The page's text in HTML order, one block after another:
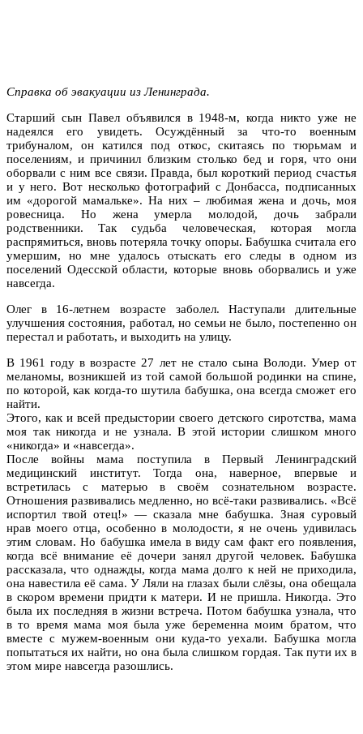
Cправка об эвакуации из Ленинграда.
Старший сын Павел объявился в 1948-м, когда никто уже не
надеялся его увидеть. Осуждённый за что-то военным
трибуналом, он катился под откос, скитаясь по тюрьмам и
поселениям, и причинил близким столько бед и горя, что они
оборвали с ним все связи. Правда, был короткий период счастья
и у него. Вот несколько фотографий с Донбасса, подписанных
им «дорогой мамальке». На них – любимая жена и дочь, моя
ровесница. Но жена умерла молодой, дочь забрали
родственники. Так судьба человеческая, которая могла
распрямиться, вновь потеряла точку опоры. Бабушка считала его
умершим, но мне удалось отыскать его следы в одном из
поселений Одесской области, которые вновь оборвались и уже
навсегда.
Олег в 16-летнем возрасте заболел. Наступали длительные
улучшения состояния, работал, но семьи не было, постепенно он
перестал и работать, и выходить на улицу.
В 1961 году в возрасте 27 лет не стало сына Володи. Умер от
меланомы, возникшей из той самой большой родинки на спине,
по которой, как когда-то шутила бабушка, она всегда сможет его
найти.
Этого, как и всей предыстории своего детского сиротства, мама
моя так никогда и не узнала. В этой истории слишком много
«никогда» и «навсегда».
После войны мама поступила в Первый Ленинградский
медицинский институт. Тогда она, наверное, впервые и
встретилась с матерью в своём сознательном возрасте.
Отношения развивались медленно, но всё-таки развивались. «Всё
испортил твой отец!» — сказала мне бабушка. Зная суровый
нрав моего отца, особенно в молодости, я не очень удивилась
этим словам. Но бабушка имела в виду сам факт его появления,
когда всё внимание её дочери занял другой человек. Бабушка
рассказала, что однажды, когда мама долго к ней не приходила,
она навестила её сама. У Ляли на глазах были слёзы, она обещала
в скором времени придти к матери. И не пришла. Никогда. Это
была их последняя в жизни встреча. Потом бабушка узнала, что
в то время мама моя была уже беременна моим братом, что
вместе с мужем-военным они куда-то уехали. Бабушка могла
попытаться их найти, но она была слишком гордая. Так пути их в
этом мире навсегда разошлись.